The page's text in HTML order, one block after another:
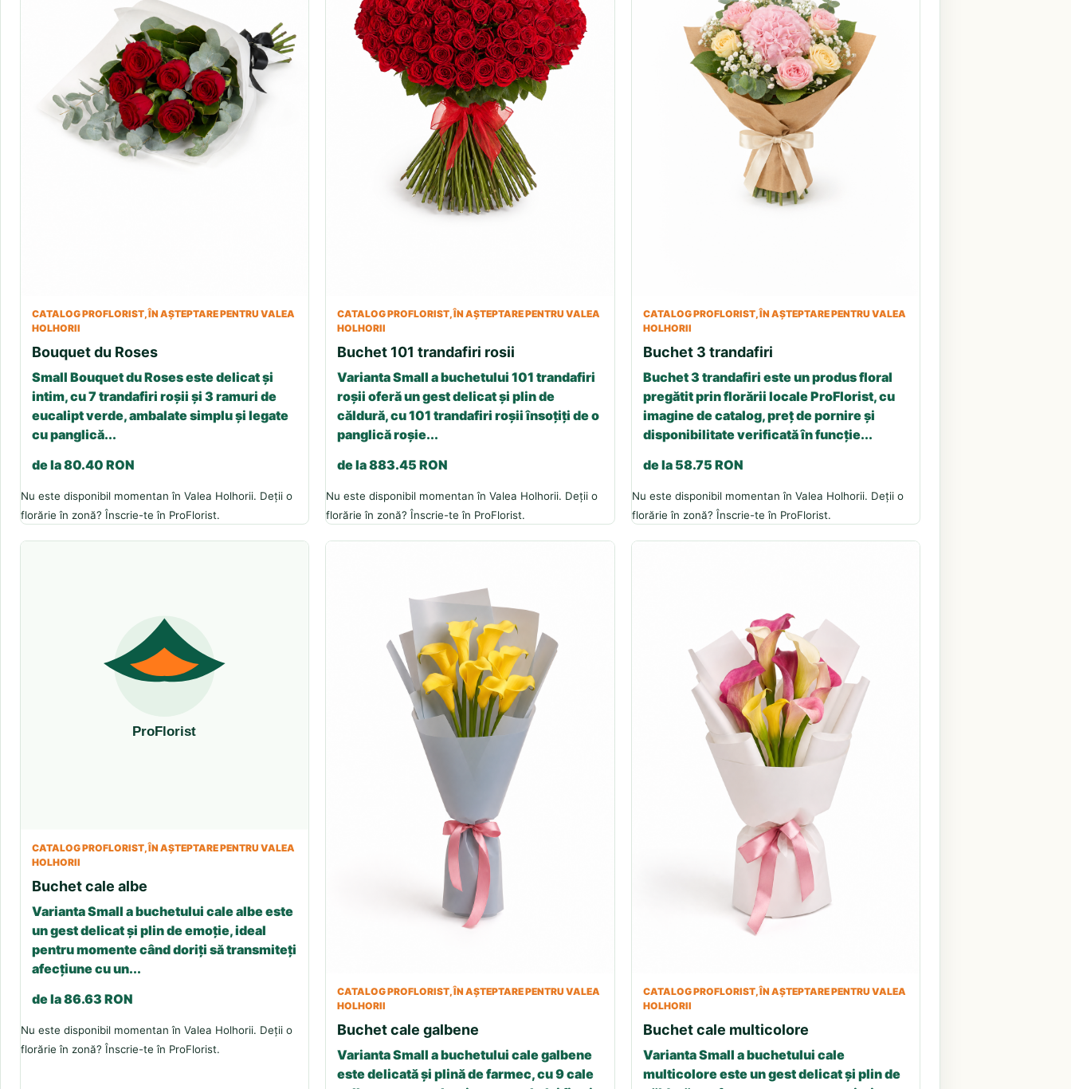
CATALOG PROFLORIST, ÎN AȘTEPTARE PENTRU VALEA
HOLHORII
Bouquet du Roses
Small Bouquet du Roses este delicat și
intim, cu 7 trandafiri roșii și 3 ramuri de
eucalipt verde, ambalate simplu și legate
cu panglică...
de la 80.40 RON
Nu este disponibil momentan în Valea Holhorii. Deții o
florărie în zonă? Înscrie-te în ProFlorist.
CATALOG PROFLORIST, ÎN AȘTEPTARE PENTRU VALEA
HOLHORII
Buchet 101 trandafiri rosii
Varianta Small a buchetului 101 trandafiri
roșii oferă un gest delicat și plin de
căldură, cu 101 trandafiri roșii însoțiți de o
panglică roșie...
de la 883.45 RON
Nu este disponibil momentan în Valea Holhorii. Deții o
florărie în zonă? Înscrie-te în ProFlorist.
CATALOG PROFLORIST, ÎN AȘTEPTARE PENTRU VALEA
HOLHORII
Buchet 3 trandafiri
Buchet 3 trandafiri este un produs floral
pregătit prin florării locale ProFlorist, cu
imagine de catalog, preț de pornire și
disponibilitate verificată în funcție...
de la 58.75 RON
Nu este disponibil momentan în Valea Holhorii. Deții o
florărie în zonă? Înscrie-te în ProFlorist.
CATALOG PROFLORIST, ÎN AȘTEPTARE PENTRU VALEA
HOLHORII
Buchet cale albe
Varianta Small a buchetului cale albe este
un gest delicat și plin de emoție, ideal
pentru momente când doriți să transmiteți
afecțiune cu un...
de la 86.63 RON
Nu este disponibil momentan în Valea Holhorii. Deții o
florărie în zonă? Înscrie-te în ProFlorist.
CATALOG PROFLORIST, ÎN AȘTEPTARE PENTRU VALEA
HOLHORII
Buchet cale galbene
Varianta Small a buchetului cale galbene
este delicată și plină de farmec, cu 9 cale
CATALOG PROFLORIST, ÎN AȘTEPTARE PENTRU VALEA
HOLHORII
Buchet cale multicolore
Varianta Small a buchetului cale
multicolore este un gest delicat și plin de